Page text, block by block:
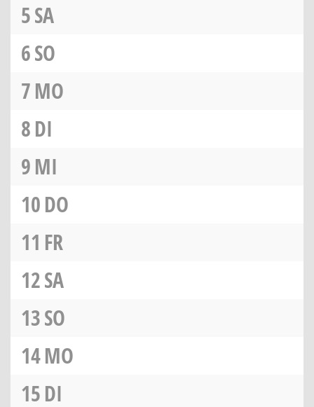
5SA
6SO
7MO
8DI
9MI
10DO
11 FR
12SA
13SO
14MO
15DI